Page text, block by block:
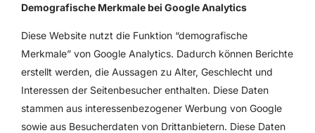
Demografische Merkmale bei Google Analytics
Diese Website nutzt die Funktion “demografische
Merkmale” von Google Analytics. Dadurch können Berichte
erstellt werden, die Aussagen zu Alter, Geschlecht und
Interessen der Seitenbesucher enthalten. Diese Daten
stammen aus interessenbezogener Werbung von Google
sowie aus Besucherdaten von Drittanbietern. Diese Daten